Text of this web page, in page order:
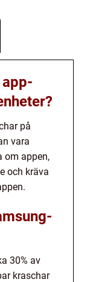
på
vara
om appen,
och kräva
30% av
kraschar